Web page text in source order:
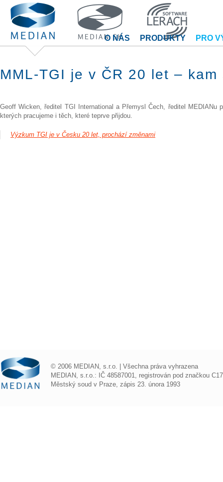
O NÁS PRODUKTY PRO
MML-TGI je v ČR 20 let – kam
Geoff Wicken, ředitel TGI International a Přemysl Čech, ředitel
kterých pracujeme i těch, které teprve přijdou.
Výzkum TGI je v Česku 20 let, prochází změnami
© 2006 MEDIAN, s.r.o. | Všechna práva vyhrazena
MEDIAN, s.r.o.: IČ 48587001, registrován pod značkou
Městský soud v Praze, zápis 23. února 1993